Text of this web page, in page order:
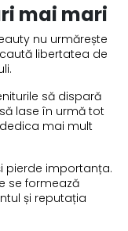
mai mari
nu urmărește
libertatea de
să dispară
lase în urmă tot
mai mult
pierde importanța.
se formează
și reputația